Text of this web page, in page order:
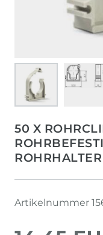
50 X
Artikelnummer